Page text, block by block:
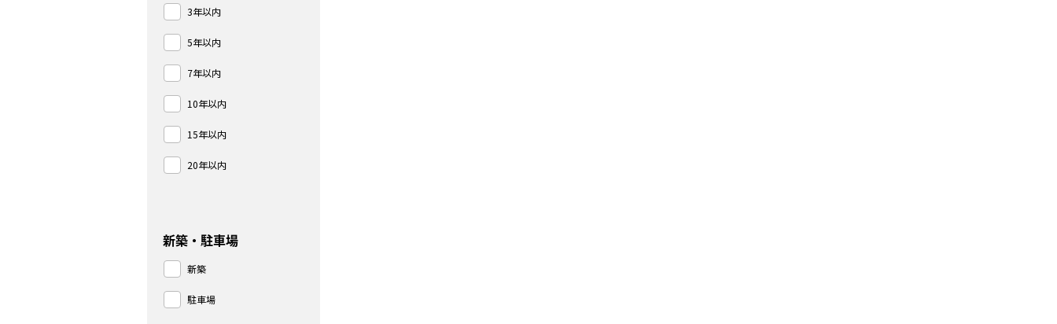
3年以内
5年以内
7年以内
10年以内
15年以内
20年以内
新築・駐車場
新築
駐車場